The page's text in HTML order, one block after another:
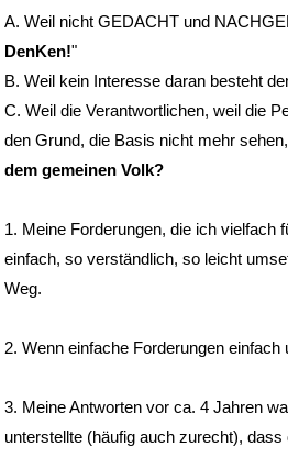
A. Weil nicht GEDACHT und
DenKen!"
B. Weil kein Interesse daran besteht
C. Weil die Verantwortlichen, weil die
den Grund, die Basis nicht mehr
dem gemeinen Volk?
1. Meine Forderungen, die ich vielfach
einfach, so verständlich, so leicht
Weg.
2. Wenn einfache Forderungen
3. Meine Antworten vor ca. 4 Jahren
unterstellte (häufig auch zurecht),